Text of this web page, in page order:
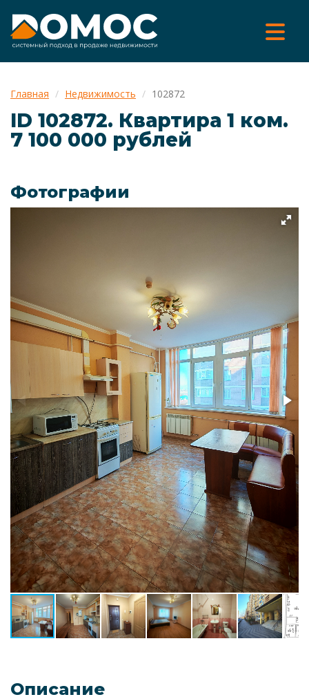
Главная Недвижимость 102872
ID 102872. Квартира 1 ком.
7 100 000 рублей
Фотографии
Описание